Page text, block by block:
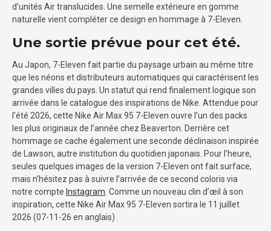
d’unités Air translucides. Une semelle extérieure en gomme
naturelle vient compléter ce design en hommage à 7-Eleven.
Une sortie prévue pour cet été.
Au Japon, 7-Eleven fait partie du paysage urbain au même titre
que les néons et distributeurs automatiques qui caractérisent les
grandes villes du pays. Un statut qui rend finalement logique son
arrivée dans le catalogue des inspirations de Nike. Attendue pour
l’été 2026, cette Nike Air Max 95 7-Eleven ouvre l’un des packs
les plus originaux de l’année chez Beaverton. Derrière cet
hommage se cache également une seconde déclinaison inspirée
de Lawson, autre institution du quotidien japonais. Pour l’heure,
seules quelques images de la version 7-Eleven ont fait surface,
mais n’hésitez pas à suivre l’arrivée de ce second coloris via
notre compte Instagram . Comme un nouveau clin d’œil à son
inspiration, cette Nike Air Max 95 7-Eleven sortira le 11 juillet
2026 (07-11-26 en anglais) .